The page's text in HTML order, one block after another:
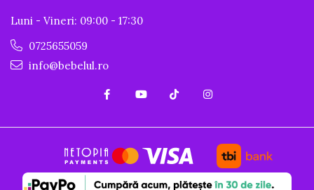
Orificiul tetinei este conceput să elibereze lapte
numai atunci când bebeluşul se hrăneşte. Aşa că poţi
evita cu încredere pierderea de lapte, fie acasă, fie în
Luni - Vineri: 09:00 - 17:30
0725655059
info@bebelul.ro